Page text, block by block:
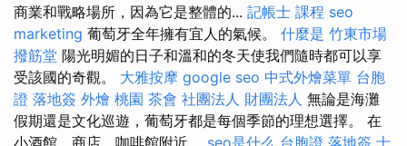
商業和戰略場所，因為它是整體的... 記帳士 課程 seo
marketing 葡萄牙全年擁有宜人的氣候。 什麼是 竹東市場
撥筋堂 陽光明媚的日子和溫和的冬天使我們隨時都可以享
受該國的奇觀。 大雅按摩 google seo 中式外燴菜單 台胞
證 落地簽 外燴 桃園 茶會 社團法人 財團法人 無論是海灘
假期還是文化巡遊，葡萄牙都是每個季節的理想選擇。 在
小酒館，商店，咖啡館附近。 seo是什么 台胞證 落地簽 士